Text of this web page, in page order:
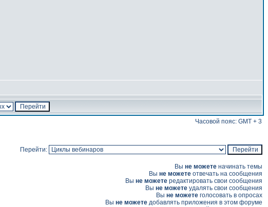
Часовой пояс: GMT + 3
Перейти:
Вы не можете начинать темы
Вы не можете отвечать на сообщения
Вы не можете редактировать свои сообщения
Вы не можете удалять свои сообщения
Вы не можете голосовать в опросах
Вы не можете добавлять приложения в этом форуме